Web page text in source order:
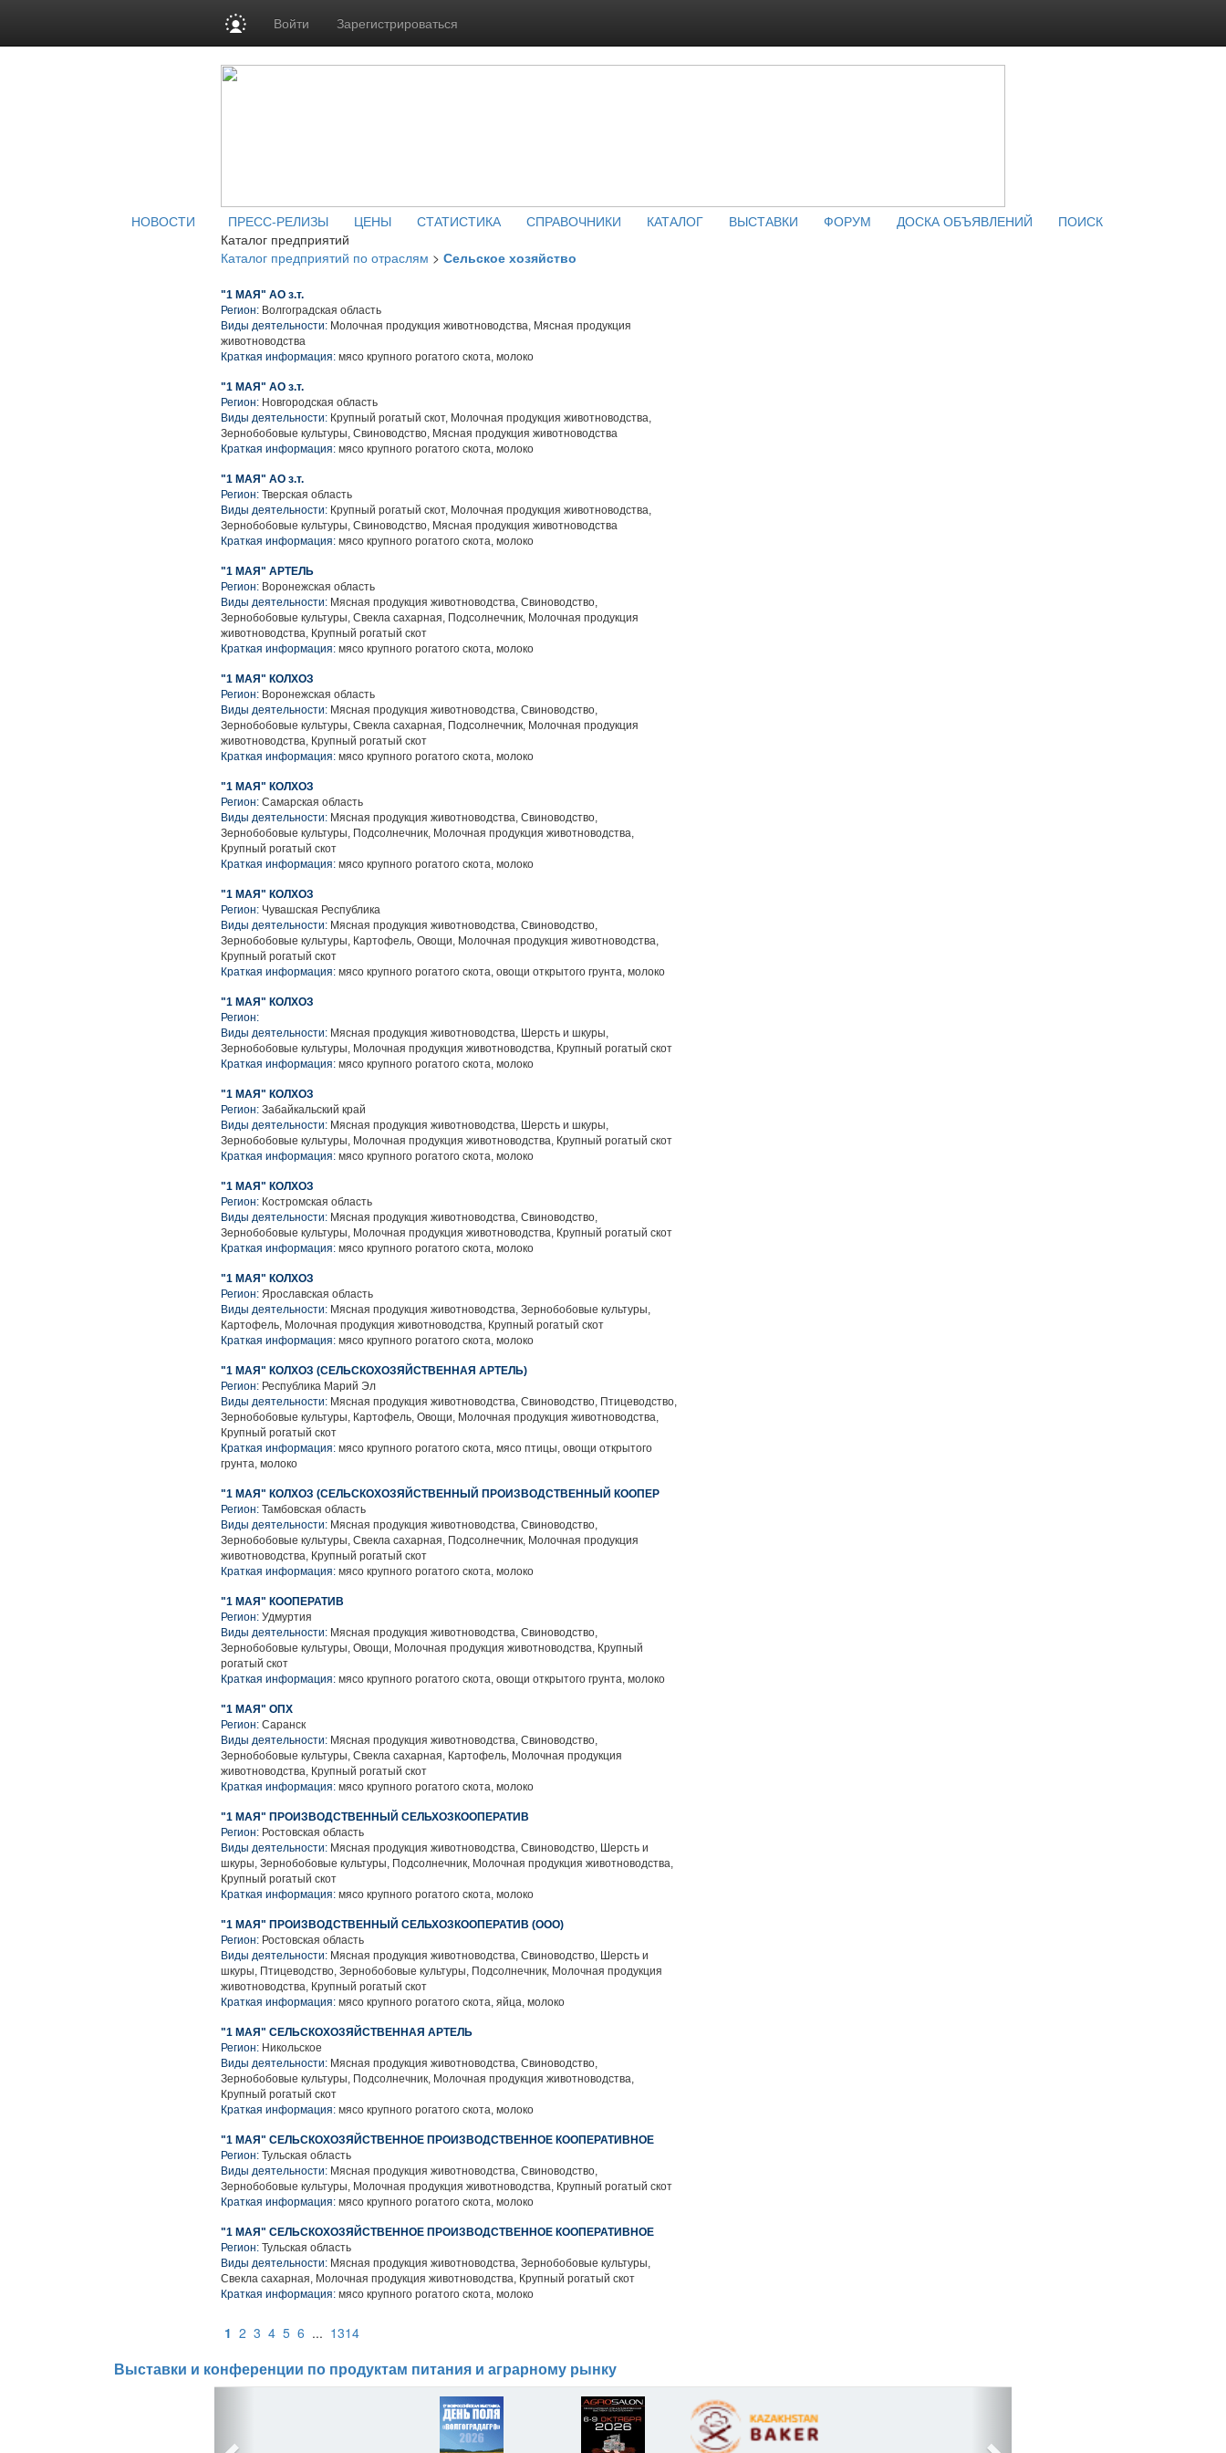
Войти Зарегистрироваться
НОВОСТИ ПРЕСС-РЕЛИЗЫ ЦЕНЫ СТАТИСТИКА СПРАВОЧНИКИ КАТАЛОГ ВЫСТАВКИ ФОРУМ ДОСКА ОБЪЯВЛЕНИЙ
ПОИСК
Каталог предприятий
Каталог предприятий по отраслям > Сельское хозяйство
"1 МАЯ" АО з.т.
Регион: Волгоградская область
Виды деятельности: Молочная продукция животноводства, Мясная продукция
животноводства
Краткая информация: мясо крупного рогатого скота, молоко
"1 МАЯ" АО з.т.
Регион: Новгородская область
Виды деятельности: Крупный рогатый скот, Молочная продукция животноводства,
Зернобобовые культуры, Свиноводство, Мясная продукция животноводства
Краткая информация: мясо крупного рогатого скота, молоко
"1 МАЯ" АО з.т.
Регион: Тверская область
Виды деятельности: Крупный рогатый скот, Молочная продукция животноводства,
Зернобобовые культуры, Свиноводство, Мясная продукция животноводства
Краткая информация: мясо крупного рогатого скота, молоко
"1 МАЯ" АРТЕЛЬ
Регион: Воронежская область
Виды деятельности: Мясная продукция животноводства, Свиноводство,
Зернобобовые культуры, Свекла сахарная, Подсолнечник, Молочная продукция
животноводства, Крупный рогатый скот
Краткая информация: мясо крупного рогатого скота, молоко
"1 МАЯ" КОЛХОЗ
Регион: Воронежская область
Виды деятельности: Мясная продукция животноводства, Свиноводство,
Зернобобовые культуры, Свекла сахарная, Подсолнечник, Молочная продукция
животноводства, Крупный рогатый скот
Краткая информация: мясо крупного рогатого скота, молоко
"1 МАЯ" КОЛХОЗ
Регион: Самарская область
Виды деятельности: Мясная продукция животноводства, Свиноводство,
Зернобобовые культуры, Подсолнечник, Молочная продукция животноводства,
Крупный рогатый скот
Краткая информация: мясо крупного рогатого скота, молоко
"1 МАЯ" КОЛХОЗ
Регион: Чувашская Республика
Виды деятельности: Мясная продукция животноводства, Свиноводство,
Зернобобовые культуры, Картофель, Овощи, Молочная продукция животноводства,
Крупный рогатый скот
Краткая информация: мясо крупного рогатого скота, овощи открытого грунта, молоко
"1 МАЯ" КОЛХОЗ
Регион:
Виды деятельности: Мясная продукция животноводства, Шерсть и шкуры,
Зернобобовые культуры, Молочная продукция животноводства, Крупный рогатый скот
Краткая информация: мясо крупного рогатого скота, молоко
"1 МАЯ" КОЛХОЗ
Регион: Забайкальский край
Виды деятельности: Мясная продукция животноводства, Шерсть и шкуры,
Зернобобовые культуры, Молочная продукция животноводства, Крупный рогатый скот
Краткая информация: мясо крупного рогатого скота, молоко
"1 МАЯ" КОЛХОЗ
Регион: Костромская область
Виды деятельности: Мясная продукция животноводства, Свиноводство,
Зернобобовые культуры, Молочная продукция животноводства, Крупный рогатый скот
Краткая информация: мясо крупного рогатого скота, молоко
"1 МАЯ" КОЛХОЗ
Регион: Ярославская область
Виды деятельности: Мясная продукция животноводства, Зернобобовые культуры,
Картофель, Молочная продукция животноводства, Крупный рогатый скот
Краткая информация: мясо крупного рогатого скота, молоко
"1 МАЯ" КОЛХОЗ (СЕЛЬСКОХОЗЯЙСТВЕННАЯ АРТЕЛЬ)
Регион: Республика Марий Эл
Виды деятельности: Мясная продукция животноводства, Свиноводство, Птицеводство,
Зернобобовые культуры, Картофель, Овощи, Молочная продукция животноводства,
Крупный рогатый скот
Краткая информация: мясо крупного рогатого скота, мясо птицы, овощи открытого
грунта, молоко
"1 МАЯ" КОЛХОЗ (СЕЛЬСКОХОЗЯЙСТВЕННЫЙ ПРОИЗВОДСТВЕННЫЙ КООПЕР
Регион: Тамбовская область
Виды деятельности: Мясная продукция животноводства, Свиноводство,
Зернобобовые культуры, Свекла сахарная, Подсолнечник, Молочная продукция
животноводства, Крупный рогатый скот
Краткая информация: мясо крупного рогатого скота, молоко
"1 МАЯ" КООПЕРАТИВ
Регион: Удмуртия
Виды деятельности: Мясная продукция животноводства, Свиноводство,
Зернобобовые культуры, Овощи, Молочная продукция животноводства, Крупный
рогатый скот
Краткая информация: мясо крупного рогатого скота, овощи открытого грунта, молоко
"1 МАЯ" ОПХ
Регион: Саранск
Виды деятельности: Мясная продукция животноводства, Свиноводство,
Зернобобовые культуры, Свекла сахарная, Картофель, Молочная продукция
животноводства, Крупный рогатый скот
Краткая информация: мясо крупного рогатого скота, молоко
"1 МАЯ" ПРОИЗВОДСТВЕННЫЙ СЕЛЬХОЗКООПЕРАТИВ
Регион: Ростовская область
Виды деятельности: Мясная продукция животноводства, Свиноводство, Шерсть и
шкуры, Зернобобовые культуры, Подсолнечник, Молочная продукция животноводства,
Крупный рогатый скот
Краткая информация: мясо крупного рогатого скота, молоко
"1 МАЯ" ПРОИЗВОДСТВЕННЫЙ СЕЛЬХОЗКООПЕРАТИВ (ООО)
Регион: Ростовская область
Виды деятельности: Мясная продукция животноводства, Свиноводство, Шерсть и
шкуры, Птицеводство, Зернобобовые культуры, Подсолнечник, Молочная продукция
животноводства, Крупный рогатый скот
Краткая информация: мясо крупного рогатого скота, яйца, молоко
"1 МАЯ" СЕЛЬСКОХОЗЯЙСТВЕННАЯ АРТЕЛЬ
Регион: Никольское
Виды деятельности: Мясная продукция животноводства, Свиноводство,
Зернобобовые культуры, Подсолнечник, Молочная продукция животноводства,
Крупный рогатый скот
Краткая информация: мясо крупного рогатого скота, молоко
"1 МАЯ" СЕЛЬСКОХОЗЯЙСТВЕННОЕ ПРОИЗВОДСТВЕННОЕ КООПЕРАТИВНОЕ
Регион: Тульская область
Виды деятельности: Мясная продукция животноводства, Свиноводство,
Зернобобовые культуры, Молочная продукция животноводства, Крупный рогатый скот
Краткая информация: мясо крупного рогатого скота, молоко
"1 МАЯ" СЕЛЬСКОХОЗЯЙСТВЕННОЕ ПРОИЗВОДСТВЕННОЕ КООПЕРАТИВНОЕ
Регион: Тульская область
Виды деятельности: Мясная продукция животноводства, Зернобобовые культуры,
Свекла сахарная, Молочная продукция животноводства, Крупный рогатый скот
Краткая информация: мясо крупного рогатого скота, молоко
1 2 3 4 5 6 ... 1314
Выставки и конференции по продуктам питания и аграрному рынку